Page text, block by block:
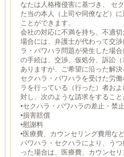
なたは人格権侵害に基づき、 セ
た当の本人（上司や同僚など）
ことができます。
会社の対応に不満を持ち、不適
場合には、弁護士が代わって交
ラ・パワハラ問題が発生した場
の手続は、交渉、仮処分、訴訟
ありますが、ご希望に沿った解決
セクハラ・パワハラを受けた労
ラを行っている（行った）者お
対し、次のような請求をすること
•セクハラ・パワハラの差止・禁止
•損害賠償
•慰謝料
•医療費、カウンセリング費用な
パワハラ・セクハラにより、う
った場合は、医療費、カウンセ